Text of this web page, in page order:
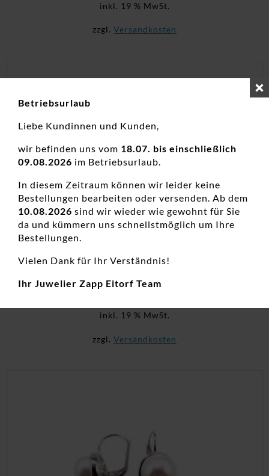
inkl. 19 % MwSt.
zzgl. Versandkosten
Ohrstecker ohne Stein Titan rose
inkl. 19 % MwSt.
zzgl. Versandkosten
Betriebsurlaub
Liebe Kundinnen und Kunden,
wir befinden uns vom 18.07. bis einschließlich
09.08.2026 im Betriebsurlaub.
In diesem Zeitraum können wir leider keine
Bestellungen bearbeiten oder versenden. Ab dem
10.08.2026 sind wir wieder wie gewohnt für Sie
da und kümmern uns schnellstmöglich um Ihre
Bestellungen.
Vielen Dank für Ihr Verständnis!
Ihr Juwelier Zapp Eitorf Team